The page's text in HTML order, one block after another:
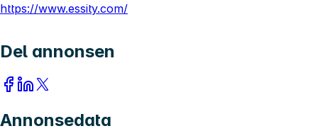
https://www.essity.com/
Del annonsen
Annonsedata